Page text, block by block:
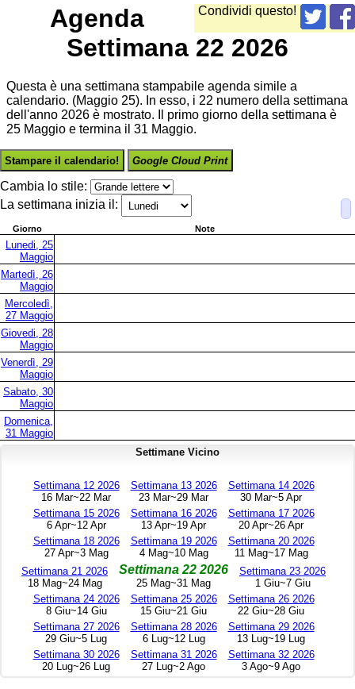
Condividi questo!
Agenda
Settimana 22 2026
Questa è una settimana stampabile agenda simile a
calendario. (Maggio 25). In esso, i 22 numero della settimana
dell'anno 2026 è mostrato. Il primo giorno della settimana è
25 Maggio e termina il 31 Maggio.
Stampare il calendario! Google Cloud Print
Cambia lo stile:
La settimana inizia il:
Giorno Note
Lunedi, 25
Maggio
Martedì, 26
Maggio
Mercoledì,
27 Maggio
Giovedi, 28
Maggio
Venerdì, 29
Maggio
Sabato, 30
Maggio
Domenica,
31 Maggio
Settimane Vicino
Settimana 12 2026
16 Mar~22 Mar
Settimana 13 2026
23 Mar~29 Mar
Settimana 14 2026
30 Mar~5 Apr
Settimana 15 2026
6 Apr~12 Apr
Settimana 16 2026
13 Apr~19 Apr
Settimana 17 2026
20 Apr~26 Apr
Settimana 18 2026
27 Apr~3 Mag
Settimana 19 2026
4 Mag~10 Mag
Settimana 20 2026
11 Mag~17 Mag
Settimana 21 2026
18 Mag~24 Mag
Settimana 22 2026
25 Mag~31 Mag
Settimana 23 2026
1 Giu~7 Giu
Settimana 24 2026
8 Giu~14 Giu
Settimana 25 2026
15 Giu~21 Giu
Settimana 26 2026
22 Giu~28 Giu
Settimana 27 2026
29 Giu~5 Lug
Settimana 28 2026
6 Lug~12 Lug
Settimana 29 2026
13 Lug~19 Lug
Settimana 30 2026
20 Lug~26 Lug
Settimana 31 2026
27 Lug~2 Ago
Settimana 32 2026
3 Ago~9 Ago